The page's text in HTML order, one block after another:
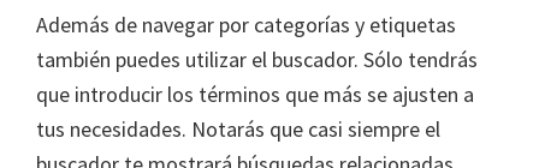
Además de navegar por categorías y etiquetas
también puedes utilizar el buscador. Sólo tendrás
que introducir los términos que más se ajusten a
tus necesidades. Notarás que casi siempre el